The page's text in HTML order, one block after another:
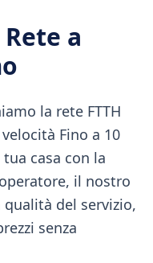
a
la rete FTTH
Fino a 10
casa con la
il nostro
del servizio,
senza